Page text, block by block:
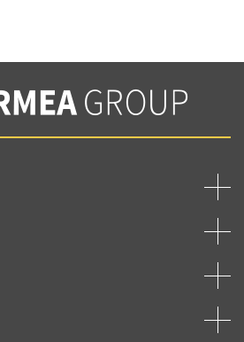
нашей политикой